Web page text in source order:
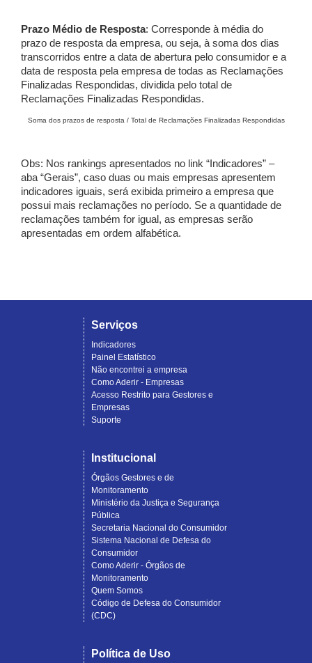
Prazo Médio de Resposta: Corresponde à média do
prazo de resposta da empresa, ou seja, à soma dos dias
transcorridos entre a data de abertura pelo consumidor e a
data de resposta pela empresa de todas as Reclamações
Finalizadas Respondidas, dividida pelo total de
Reclamações Finalizadas Respondidas.
Soma dos prazos de resposta / Total de Reclamações Finalizadas Respondidas
Obs: Nos rankings apresentados no link “Indicadores” –
aba “Gerais”, caso duas ou mais empresas apresentem
indicadores iguais, será exibida primeiro a empresa que
possui mais reclamações no período. Se a quantidade de
reclamações também for igual, as empresas serão
apresentadas em ordem alfabética.
Serviços
Indicadores
Painel Estatístico
Não encontrei a empresa
Como Aderir - Empresas
Acesso Restrito para Gestores e
Empresas
Suporte
Institucional
Órgãos Gestores e de
Monitoramento
Ministério da Justiça e Segurança
Pública
Secretaria Nacional do Consumidor
Sistema Nacional de Defesa do
Consumidor
Como Aderir - Órgãos de
Monitoramento
Quem Somos
Código de Defesa do Consumidor
(CDC)
Política de Uso